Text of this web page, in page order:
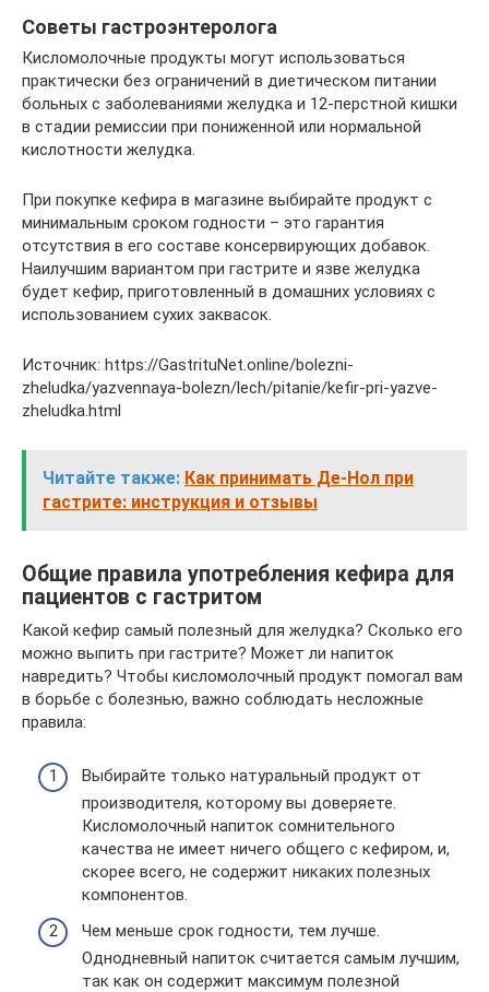
Советы гастроэнтеролога
Кисломолочные продукты могут использоваться
практически без ограничений в диетическом питании
больных с заболеваниями желудка и 12-перстной кишки
в стадии ремиссии при пониженной или нормальной
кислотности желудка.
При покупке кефира в магазине выбирайте продукт с
минимальным сроком годности – это гарантия
отсутствия в его составе консервирующих добавок.
Наилучшим вариантом при гастрите и язве желудка
будет кефир, приготовленный в домашних условиях с
использованием сухих заквасок.
Источник: https://GastrituNet.online/bolezni-
zheludka/yazvennaya-bolezn/lech/pitanie/kefir-pri-yazve-
zheludka.html
Читайте также: Как принимать Де-Нол при
гастрите: инструкция и отзывы
Общие правила употребления кефира для
пациентов с гастритом
Какой кефир самый полезный для желудка? Сколько его
можно выпить при гастрите? Может ли напиток
навредить? Чтобы кисломолочный продукт помогал вам
в борьбе с болезнью, важно соблюдать несложные
правила:
Выбирайте только натуральный продукт от
производителя, которому вы доверяете.
Кисломолочный напиток сомнительного
качества не имеет ничего общего с кефиром, и,
скорее всего, не содержит никаких полезных
компонентов.
Чем меньше срок годности, тем лучше.
Однодневный напиток считается самым лучшим,
так как он содержит максимум полезной